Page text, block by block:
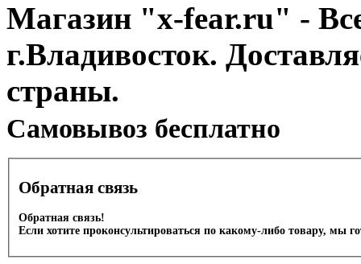
Магазин "x-fear.ru" -
г.Владивосток.
страны.
Cамовывоз бесплатно
Обратная связь
Обратная связь!
Если хотите проконсультироваться по какому-либо товару, мы